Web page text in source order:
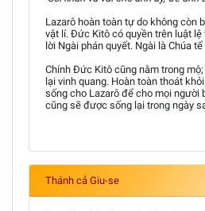
Lazarô hoàn toàn tự do không còn
vật lí. Đức Kitô có quyền trên luật lệ
lời Ngài phán quyết. Ngài là Chúa
Chính Đức Kitô cũng nằm trong
lại vinh quang. Hoàn toàn thoát
sống cho Lazarô để cho mọi người
cũng sẽ được sống lại trong ngày
Thánh cả Giu-se